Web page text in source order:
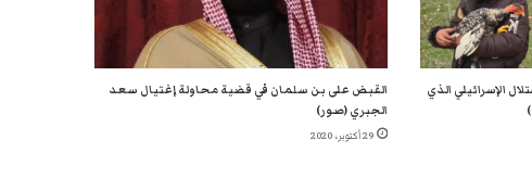
الإسرائيلي الذي
القبض على بن سلمان في قضية محاولة إغتيال سعد
الجبري (صور)
29 أكتوبر، 2020